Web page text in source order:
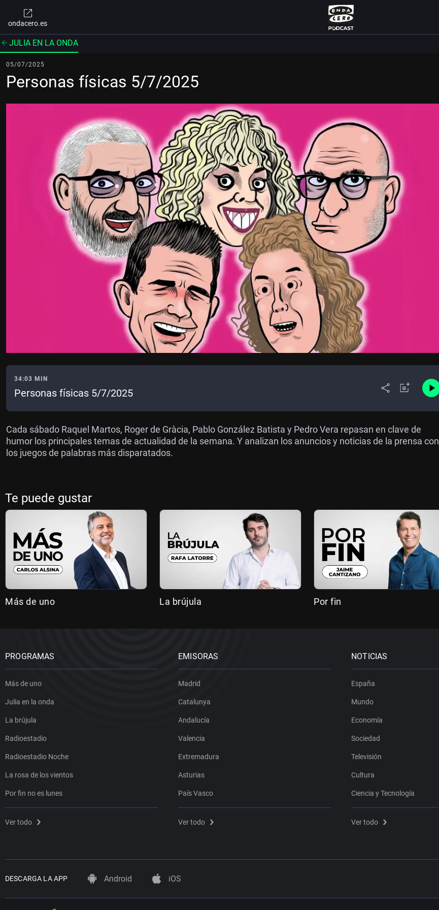
ondacero.es
JULIA EN LA ONDA
05/07/2025
Personas físicas 5/7/2025
34:03 MIN
Personas físicas 5/7/2025
Cada sábado Raquel Martos, Roger de Gràcia, Pablo González Batista y Pedro Vera repasan en clave de
humor los principales temas de actualidad de la semana. Y analizan los anuncios y noticias de la prensa con
los juegos de palabras más disparatados.
Te puede gustar
Más de uno La brújula Por fin
PROGRAMAS
Más de uno
Julia en la onda
La brújula
Radioestadio
Radioestadio Noche
La rosa de los vientos
Por fin no es lunes
Ver todo
EMISORAS
Madrid
Catalunya
Andalucía
Valencia
Extremadura
Asturias
País Vasco
Ver todo
NOTICIAS
España
Mundo
Economía
Sociedad
Televisión
Cultura
Ciencia y Tecnología
Ver todo
DESCARGA LA APP Android iOS